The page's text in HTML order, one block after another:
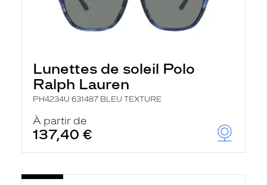
Lunettes de soleil Polo
Ralph Lauren
PH4234U 631487 BLEU TEXTURE
À partir de
137,40 €